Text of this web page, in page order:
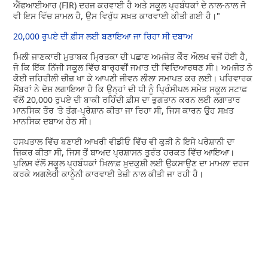
ਐੱਫਆਈਆਰ (FIR) ਦਰਜ ਕਰਵਾਈ ਹੈ ਅਤੇ ਸਕੂਲ ਪ੍ਰਬੰਧਕਾਂ ਦੇ ਨਾਲ-ਨਾਲ ਜੋ
ਵੀ ਇਸ ਵਿੱਚ ਸ਼ਾਮਲ ਹੈ, ਉਸ ਵਿਰੁੱਧ ਸਖ਼ਤ ਕਾਰਵਾਈ ਕੀਤੀ ਗਈ ਹੈ।"
20,000 ਰੁਪਏ ਦੀ ਫ਼ੀਸ ਲਈ ਬਣਾਇਆ ਜਾ ਰਿਹਾ ਸੀ ਦਬਾਅ
ਮਿਲੀ ਜਾਣਕਾਰੀ ਮੁਤਾਬਕ ਮ੍ਰਿਤਕਾ ਦੀ ਪਛਾਣ ਅਮਜੋਤ ਕੌਰ ਔਲਖ ਵਜੋਂ ਹੋਈ ਹੈ,
ਜੋ ਕਿ ਇੱਕ ਨਿੱਜੀ ਸਕੂਲ ਵਿੱਚ ਬਾਰ੍ਹਵੀਂ ਜਮਾਤ ਦੀ ਵਿਦਿਆਰਥਣ ਸੀ। ਅਮਜੋਤ ਨੇ
ਕੋਈ ਜ਼ਹਿਰੀਲੀ ਚੀਜ਼ ਖਾ ਕੇ ਆਪਣੀ ਜੀਵਨ ਲੀਲਾ ਸਮਾਪਤ ਕਰ ਲਈ। ਪਰਿਵਾਰਕ
ਮੈਂਬਰਾਂ ਨੇ ਦੋਸ਼ ਲਗਾਇਆ ਹੈ ਕਿ ਉਨ੍ਹਾਂ ਦੀ ਧੀ ਨੂੰ ਪ੍ਰਿੰਸੀਪਲ ਸਮੇਤ ਸਕੂਲ ਸਟਾਫ਼
ਵੱਲੋਂ 20,000 ਰੁਪਏ ਦੀ ਬਾਕੀ ਰਹਿੰਦੀ ਫ਼ੀਸ ਦਾ ਭੁਗਤਾਨ ਕਰਨ ਲਈ ਲਗਾਤਾਰ
ਮਾਨਸਿਕ ਤੌਰ 'ਤੇ ਤੰਗ-ਪ੍ਰੇਸ਼ਾਨ ਕੀਤਾ ਜਾ ਰਿਹਾ ਸੀ, ਜਿਸ ਕਾਰਨ ਉਹ ਸਖ਼ਤ
ਮਾਨਸਿਕ ਦਬਾਅ ਹੇਠ ਸੀ।
ਹਸਪਤਾਲ ਵਿੱਚ ਬਣਾਈ ਆਖਰੀ ਵੀਡੀਓ ਵਿੱਚ ਵੀ ਕੁੜੀ ਨੇ ਇਸੇ ਪਰੇਸ਼ਾਨੀ ਦਾ
ਜ਼ਿਕਰ ਕੀਤਾ ਸੀ, ਜਿਸ ਤੋਂ ਬਾਅਦ ਪ੍ਰਸ਼ਾਸਨ ਤੁਰੰਤ ਹਰਕਤ ਵਿੱਚ ਆਇਆ।
ਪੁਲਿਸ ਵੱਲੋਂ ਸਕੂਲ ਪ੍ਰਬੰਧਕਾਂ ਖ਼ਿਲਾਫ਼ ਖ਼ੁਦਕੁਸ਼ੀ ਲਈ ਉਕਸਾਉਣ ਦਾ ਮਾਮਲਾ ਦਰਜ
ਕਰਕੇ ਅਗਲੇਰੀ ਕਾਨੂੰਨੀ ਕਾਰਵਾਈ ਤੇਜ਼ੀ ਨਾਲ ਕੀਤੀ ਜਾ ਰਹੀ ਹੈ।